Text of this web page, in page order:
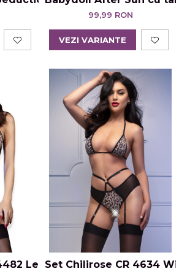
99,99 RON
VEZI VARIANTE
Leopard
Set Chilirose CR 4634